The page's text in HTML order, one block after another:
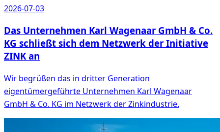
2026-07-03
Das Unternehmen Karl Wagenaar GmbH & Co.
KG schließt sich dem Netzwerk der Initiative
ZINK an
Wir begrüßen das in dritter Generation
eigentümergeführte Unternehmen Karl Wagenaar
GmbH & Co. KG im Netzwerk der Zinkindustrie.